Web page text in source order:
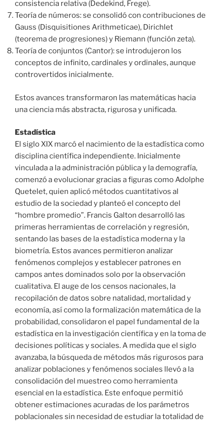
consistencia relativa (Dedekind, Frege).
Teoría de números: se consolidó con contribuciones de
Gauss (Disquisitiones Arithmeticae), Dirichlet
(teorema de progresiones) y Riemann (función zeta).
Teoría de conjuntos (Cantor): se introdujeron los
conceptos de infinito, cardinales y ordinales, aunque
controvertidos inicialmente.
Estos avances transformaron las matemáticas hacia
una ciencia más abstracta, rigurosa y unificada.
Estadística
El siglo XIX marcó el nacimiento de la estadística como
disciplina científica independiente. Inicialmente
vinculada a la administración pública y la demografía,
comenzó a evolucionar gracias a figuras como Adolphe
Quetelet, quien aplicó métodos cuantitativos al
estudio de la sociedad y planteó el concepto del
“hombre promedio”. Francis Galton desarrolló las
primeras herramientas de correlación y regresión,
sentando las bases de la estadística moderna y la
biometría. Estos avances permitieron analizar
fenómenos complejos y establecer patrones en
campos antes dominados solo por la observación
cualitativa. El auge de los censos nacionales, la
recopilación de datos sobre natalidad, mortalidad y
economía, así como la formalización matemática de la
probabilidad, consolidaron el papel fundamental de la
estadística en la investigación científica y en la toma de
decisiones políticas y sociales. A medida que el siglo
avanzaba, la búsqueda de métodos más rigurosos para
analizar poblaciones y fenómenos sociales llevó a la
consolidación del muestreo como herramienta
esencial en la estadística. Este enfoque permitió
obtener estimaciones acuradas de los parámetros
poblacionales sin necesidad de estudiar la totalidad de